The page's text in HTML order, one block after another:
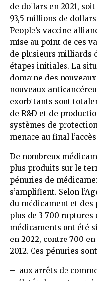
de dollars en 2021,
93,5 millions de
People’s vaccine
mise au point de ces
de plusieurs milliards
étapes initiales. La
domaine des
nouveaux
exorbitants sont
de R&D et de
systèmes de
menace au final
De nombreux
plus produits sur le
pénuries de
s’amplifient. Selon
du médicament et des
plus de 3 700 ruptures
médicaments ont été
en 2022, contre 700
2012. Ces pénuries
– aux arrêts de